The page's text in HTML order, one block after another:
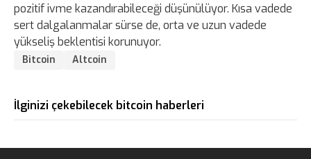
pozitif ivme kazandırabileceği düşünülüyor. Kısa vadede
sert dalgalanmalar sürse de, orta ve uzun vadede
yükseliş beklentisi korunuyor.
Bitcoin Altcoin
İlginizi çekebilecek bitcoin haberleri